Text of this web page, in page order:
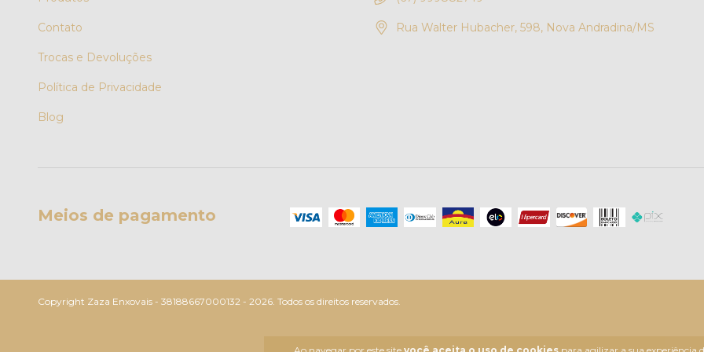
Contato
Trocas e Devoluções
Política de Privacidade
Blog
Rua Walter Hubacher, 598, Nova Andradina/MS
Meios de pagamento
Copyright Zaza Enxovais - 38188667000132 - 2026. Todos os direitos reservados.